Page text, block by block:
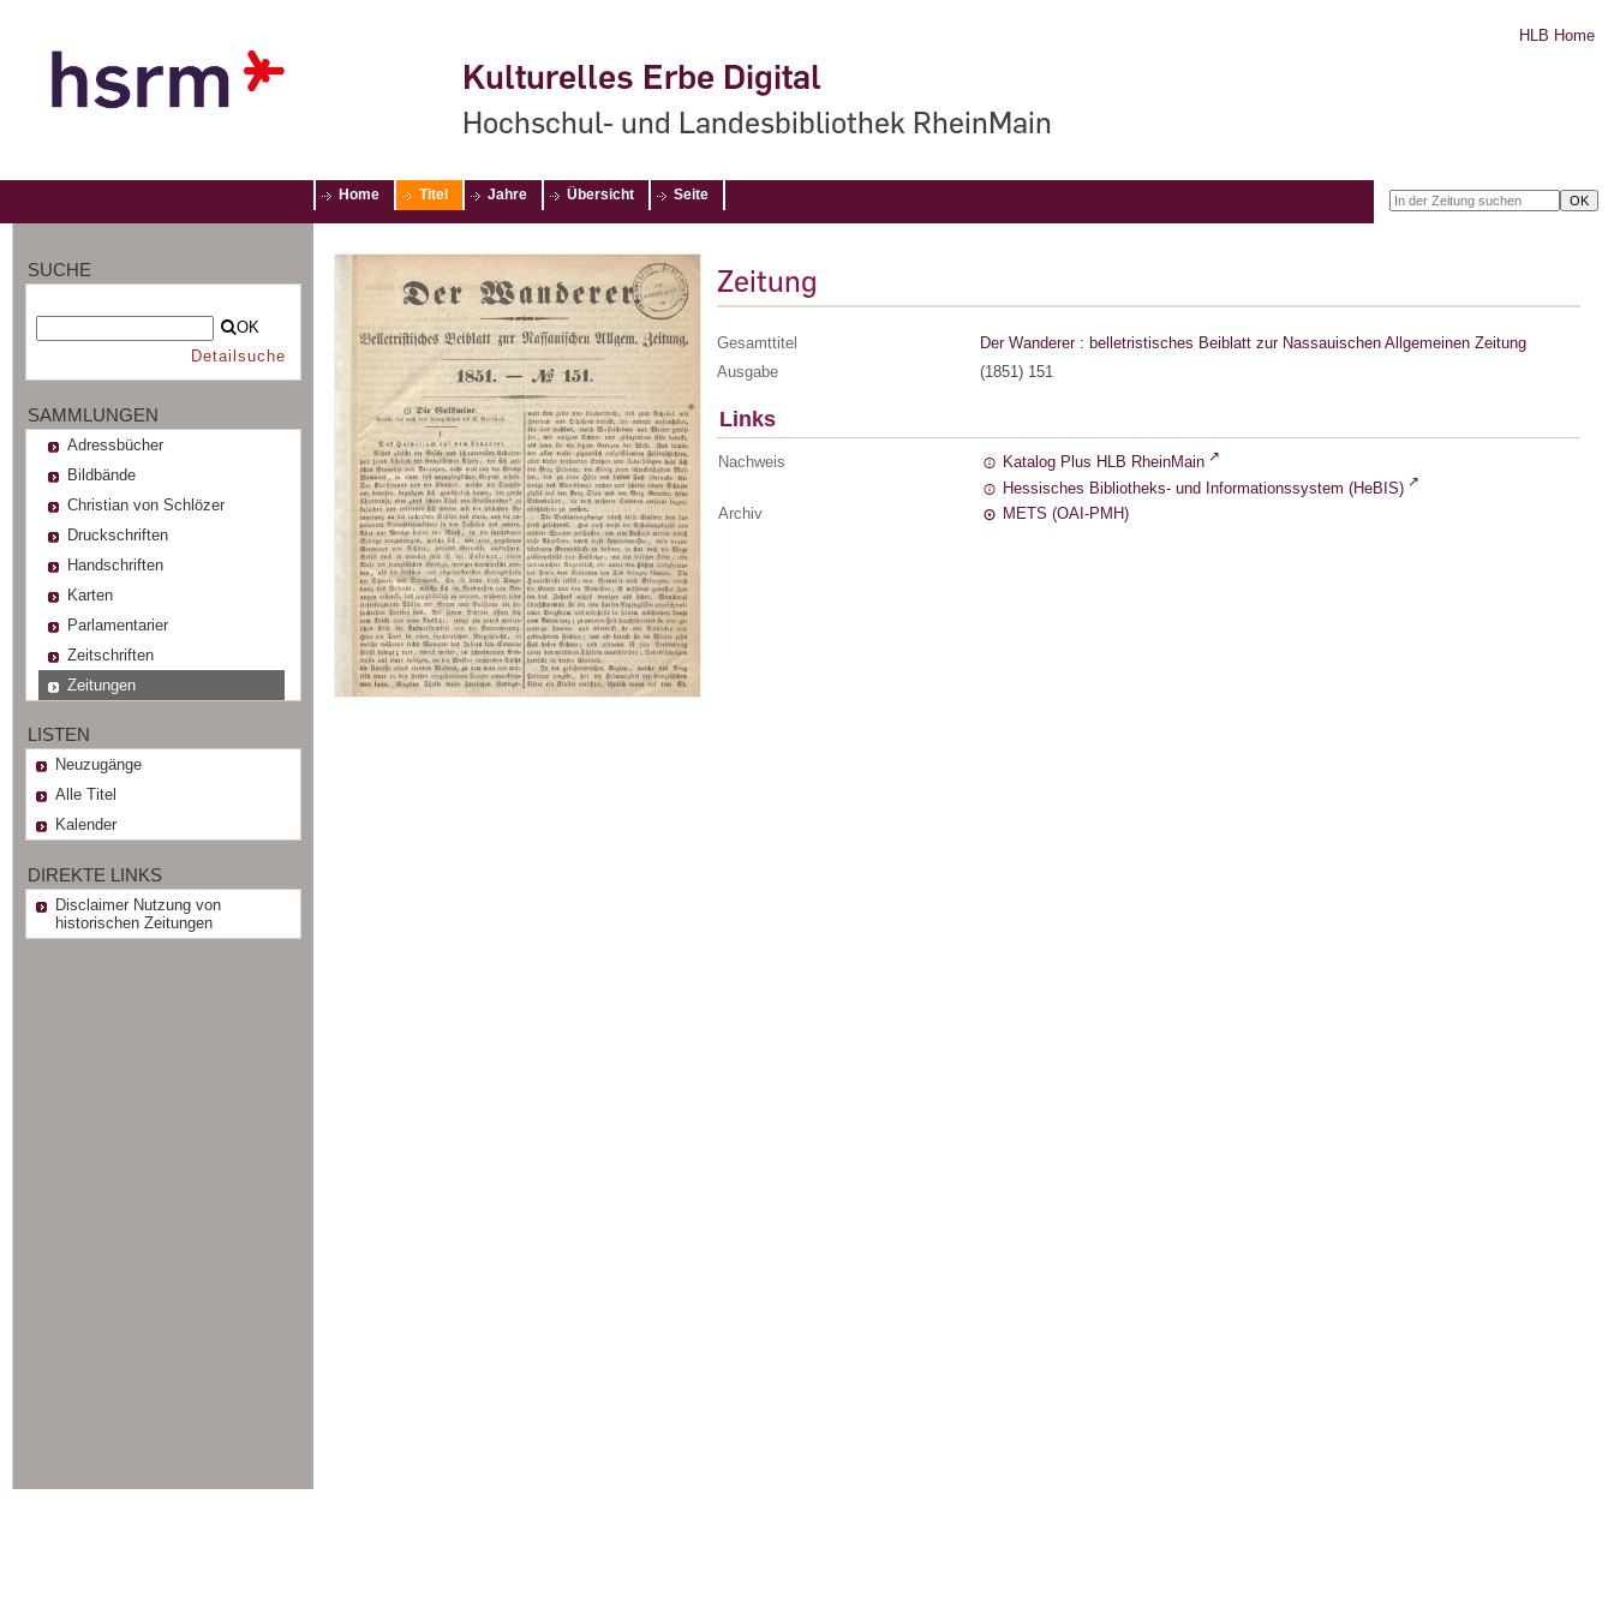
Kulturelles Erbe Digital
Hochschul- und Landesbibliothek RheinMain
HLB Home
Home Titel Jahre Übersicht Seite
SUCHE
OK
Detailsuche
SAMMLUNGEN
Adressbücher
Bildbände
Christian von Schlözer
Druckschriften
Handschriften
Karten
Parlamentarier
Zeitschriften
Zeitungen
LISTEN
Neuzugänge
Alle Titel
Kalender
DIREKTE LINKS
Disclaimer Nutzung von
historischen Zeitungen
Zeitung
Gesamttitel
Der Wanderer : belletristisches Beiblatt zur Nassauischen Allgemeinen Zeitung
Ausgabe
(1851) 151
Links
Nachweis
Katalog Plus HLB RheinMain
Hessisches Bibliotheks- und Informationssystem (HeBIS)
Archiv
METS (OAI-PMH)